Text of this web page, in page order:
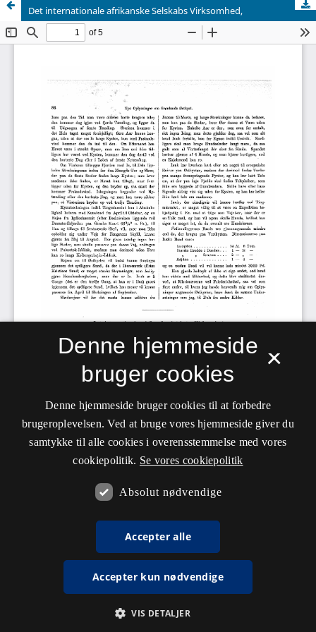
Det internationale afrikanske Selskabs Virksomhed,
×
Denne hjemmeside
bruger cookies
Denne hjemmeside bruger cookies til at forbedre
brugeroplevelsen. Ved at bruge vores hjemmeside giver du
samtykke til alle cookies i overensstemmelse med vores
cookiepolitik. Se vores cookiepolitik
Absolut nødvendige
Accepter alle
Accepter kun nødvendige
VIS DETALJER